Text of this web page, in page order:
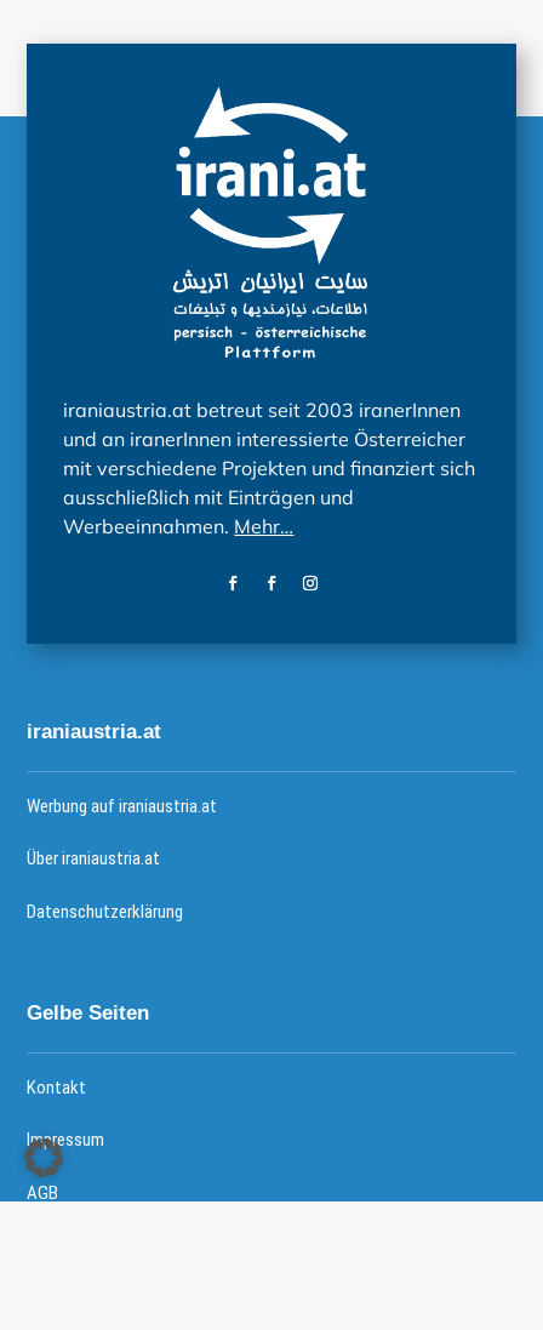
iraniaustria.at betreut seit 2003 iranerInnen
und an iranerInnen interessierte Österreicher
mit verschiedene Projekten und finanziert sich
ausschließlich mit Einträgen und
Werbeeinnahmen. Mehr…
iraniaustria.at
Werbung auf iraniaustria.at
Über iraniaustria.at
Datenschutzerklärung
Gelbe Seiten
Kontakt
Impressum
AGB